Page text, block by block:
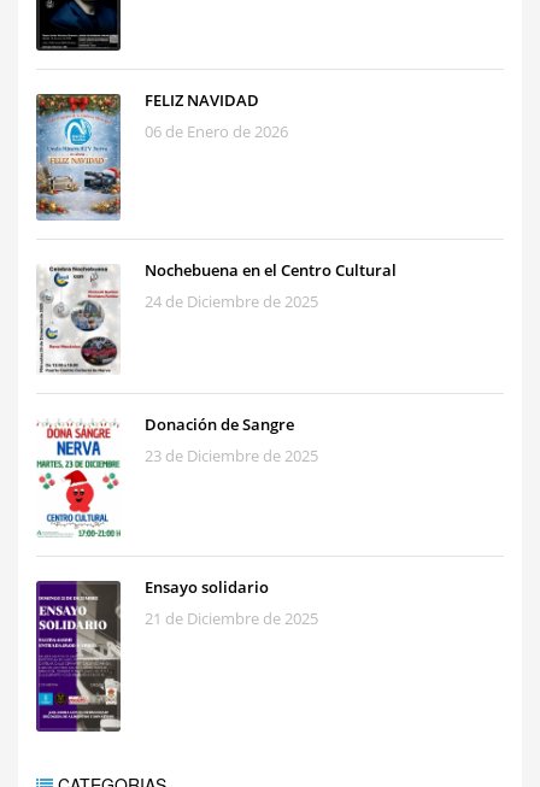
FELIZ NAVIDAD
06 de Enero de 2026
Nochebuena en el Centro Cultural
24 de Diciembre de 2025
Donación de Sangre
23 de Diciembre de 2025
Ensayo solidario
21 de Diciembre de 2025